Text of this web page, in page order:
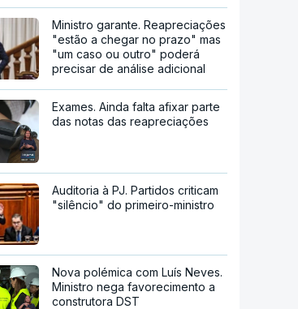
Ministro garante. Reapreciações
"estão a chegar no prazo" mas
"um caso ou outro" poderá
precisar de análise adicional
Exames. Ainda falta afixar parte
das notas das reapreciações
Auditoria à PJ. Partidos criticam
"silêncio" do primeiro-ministro
Nova polémica com Luís Neves.
Ministro nega favorecimento a
construtora DST